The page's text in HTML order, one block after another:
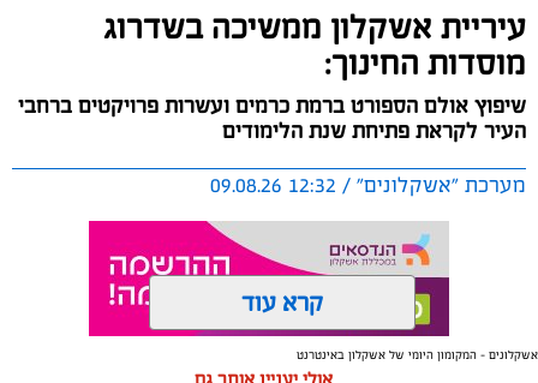
עיריית אשקלון ממשיכה בשדרוג
מוסדות החינוך:
שיפוץ אולם הספורט ברמת כרמים ועשרות פרויקטים ברחבי
העיר לקראת פתיחת שנת הלימודים
מערכת "אשקלונים" / 12:32 09.08.26
תגים: שיפוץ מוסדות חינוך, אשקלון
קרא עוד
אשקלונים - המקומון היומי של אשקלון באינטרנט